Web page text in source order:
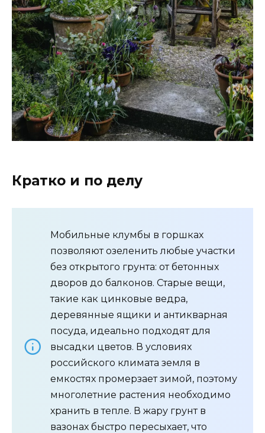
Кратко и по делу
Мобильные клумбы в горшках
позволяют озеленить любые участки
без открытого грунта: от бетонных
дворов до балконов. Старые вещи,
такие как цинковые ведра,
деревянные ящики и антикварная
посуда, идеально подходят для
высадки цветов. В условиях
российского климата земля в
емкостях промерзает зимой, поэтому
многолетние растения необходимо
хранить в тепле. В жару грунт в
вазонах быстро пересыхает, что